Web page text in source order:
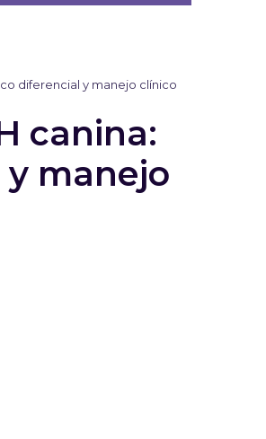
diferencial y manejo clínico
canina:
manejo